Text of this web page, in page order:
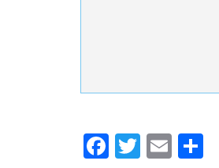
Facebook
Twitter
Email